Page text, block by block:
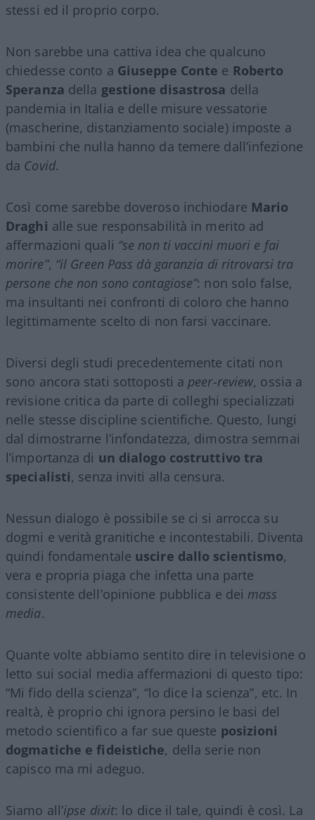
stessi ed il proprio corpo.
Non sarebbe una cattiva idea che qualcuno
chiedesse conto a Giuseppe Conte e Roberto
Speranza della gestione disastrosa della
pandemia in Italia e delle misure vessatorie
(mascherine, distanziamento sociale) imposte a
bambini che nulla hanno da temere dall’infezione
da Covid.
Così come sarebbe doveroso inchiodare Mario
Draghi alle sue responsabilità in merito ad
affermazioni quali “se non ti vaccini muori e fai
morire”, “il Green Pass dà garanzia di ritrovarsi tra
persone che non sono contagiose”: non solo false,
ma insultanti nei confronti di coloro che hanno
legittimamente scelto di non farsi vaccinare.
Diversi degli studi precedentemente citati non
sono ancora stati sottoposti a peer-review, ossia a
revisione critica da parte di colleghi specializzati
nelle stesse discipline scientifiche. Questo, lungi
dal dimostrarne l’infondatezza, dimostra semmai
l’importanza di un dialogo costruttivo tra
specialisti, senza inviti alla censura.
Nessun dialogo è possibile se ci si arrocca su
dogmi e verità granitiche e incontestabili. Diventa
quindi fondamentale uscire dallo scientismo,
vera e propria piaga che infetta una parte
consistente dell’opinione pubblica e dei mass
media.
Quante volte abbiamo sentito dire in televisione o
letto sui social media affermazioni di questo tipo:
“Mi fido della scienza”, “lo dice la scienza”, etc. In
realtà, è proprio chi ignora persino le basi del
metodo scientifico a far sue queste posizioni
dogmatiche e fideistiche, della serie non
capisco ma mi adeguo.
Siamo all’ipse dixit: lo dice il tale, quindi è così. La